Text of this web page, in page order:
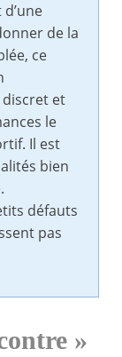
de la
ce
et
le
Il est
bien
défauts
pas
»